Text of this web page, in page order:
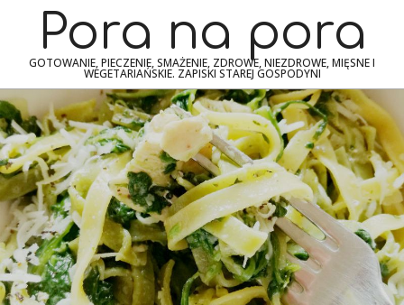
content
NavigationPora na pora
GOTOWANIE, PIECZENIE, SMAŻENIE, ZDROWE, NIEZDROWE, MIĘSNE I
WEGETARIAŃSKIE. ZAPISKI STAREJ GOSPODYNI